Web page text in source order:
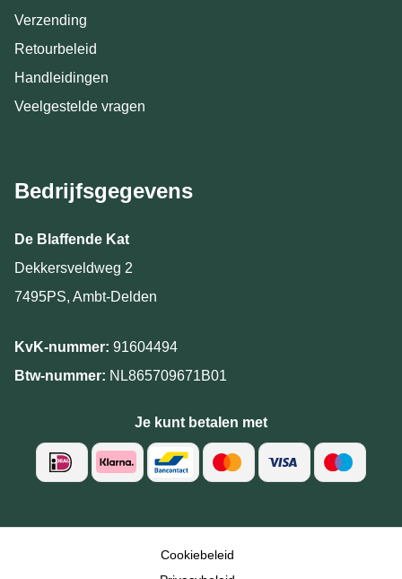
Verzending
Retourbeleid
Handleidingen
Veelgestelde vragen
Bedrijfsgegevens
De Blaffende Kat
Dekkersveldweg 2
7495PS, Ambt-Delden
KvK-nummer: 91604494
Btw-nummer: NL865709671B01
Je kunt betalen met
Cookiebeleid